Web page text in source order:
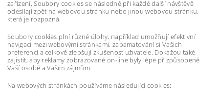
zařízení. Soubory cookies se následně při každé další návštěvě
odesílají zpět na webovou stránku nebo jinou webovou stránku,
která je rozpozná.
Soubory cookies plní různé úlohy, například umožňují efektivní
navigaci mezi webovými stránkami, zapamatování si Vašich
preferencí a celkově zlepšují zkušenost uživatele. Dokážou také
zajistit, aby reklamy zobrazované on-line byly lépe přizpůsobené
Vaší osobě a Vaším zájmům.
Na webových stránkách používáme následující cookies: